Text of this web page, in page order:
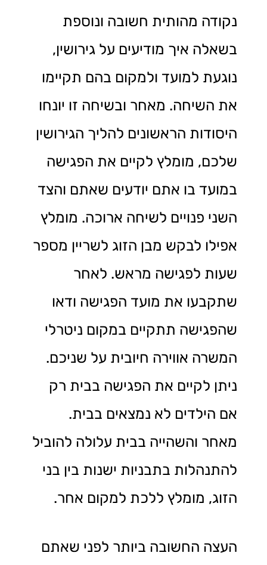
נקודה מהותית חשובה ונוספת
בשאלה איך מודיעים על גירושין,
נוגעת למועד ולמקום בהם תקיימו
את השיחה. מאחר ובשיחה זו יונחו
היסודות הראשונים להליך הגירושין
שלכם, מומלץ לקיים את הפגישה
במועד בו אתם יודעים שאתם והצד
השני פנויים לשיחה ארוכה. מומלץ
אפילו לבקש מבן הזוג לשריין מספר
שעות לפגישה מראש. לאחר
שתקבעו את מועד הפגישה ודאו
שהפגישה תתקיים במקום ניטרלי
המשרה אווירה חיובית על שניכם.
ניתן לקיים את הפגישה בבית רק
אם הילדים לא נמצאים בבית.
מאחר והשהייה בבית עלולה להוביל
להתנהלות בתבניות ישנות בין בני
הזוג, מומלץ ללכת למקום אחר.
העצה החשובה ביותר לפני שאתם